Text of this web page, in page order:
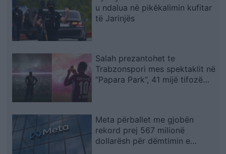
u ndalua në pikëkalimin kufitar
të Jarinjës
Salah prezantohet te
Trabzonspori mes spektaklit në
“Papara Park”, 41 mijë tifozë
Meta përballet me gjobën
rekord prej 567 milionë
dollarësh për dëmtimin e